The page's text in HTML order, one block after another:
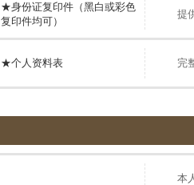
★身份证复印件（黑白或彩色
复印件均可）
提
★个人资料表 完
本